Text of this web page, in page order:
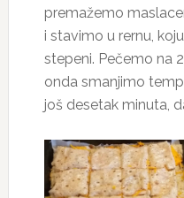
premažemo
i stavimo u rernu,
stepeni. Pečemo na
onda smanjimo
još desetak minuta,